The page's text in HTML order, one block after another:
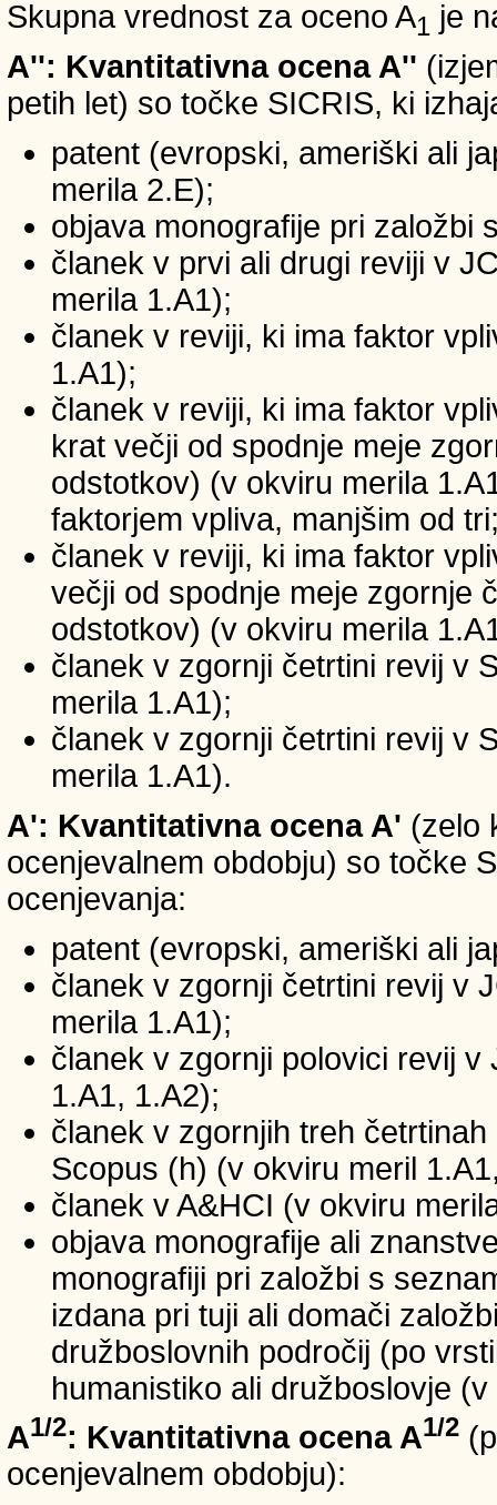
Skupna vrednost za oceno A1 je
A'': Kvantitativna ocena A''
petih let) so točke SICRIS, ki
patent (evropski, ameriški ali
merila 2.E);
objava monografije pri založbi
članek v prvi ali drugi reviji v
merila 1.A1);
članek v reviji, ki ima faktor
1.A1);
članek v reviji, ki ima faktor
krat večji od spodnje meje
odstotkov) (v okviru merila
faktorjem vpliva, manjšim od
članek v reviji, ki ima faktor
večji od spodnje meje zgornje
odstotkov) (v okviru merila
članek v zgornji četrtini revij v
merila 1.A1);
članek v zgornji četrtini revij v
merila 1.A1).
A': Kvantitativna ocena A' (zelo
ocenjevalnem obdobju) so točke
ocenjevanja:
patent (evropski, ameriški ali
članek v zgornji četrtini revij v
merila 1.A1);
članek v zgornji polovici revij
1.A1, 1.A2);
članek v zgornjih treh
Scopus (h) (v okviru meril
članek v A&HCI (v okviru
objava monografije ali
monografiji pri založbi s
izdana pri tuji ali domači
družboslovnih področij (po
humanistiko ali družboslovje
A1/2: Kvantitativna ocena A1/2
ocenjevalnem obdobju):